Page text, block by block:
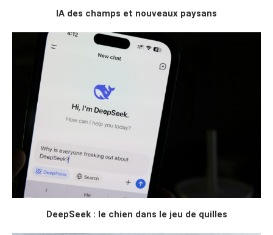
IA des champs et nouveaux paysans
DeepSeek : le chien dans le jeu de quilles